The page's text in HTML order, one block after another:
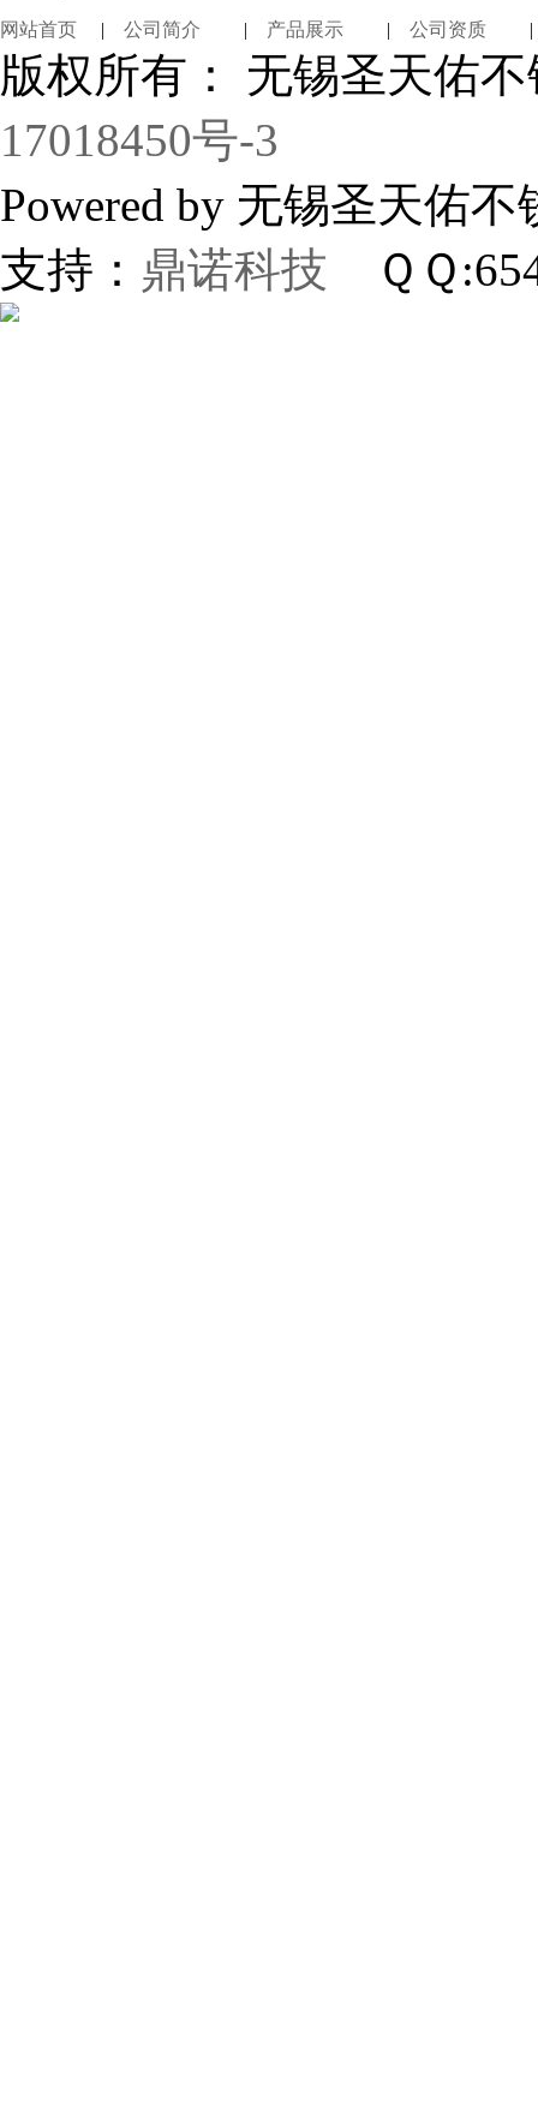
网站首页 | 公司简介 | 产品展示 | 公司资质
版权所有： 无锡圣天佑
17018450号-3
Powered by 无锡圣天
支持： 鼎诺科技 ＱＱ